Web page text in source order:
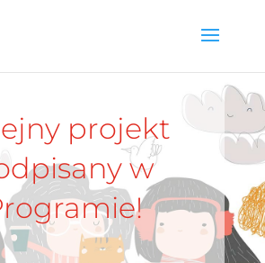
projekt
w